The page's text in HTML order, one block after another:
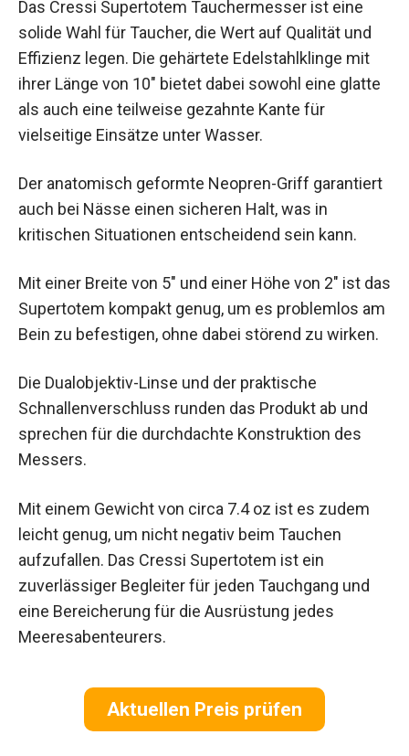
Das Cressi Supertotem Tauchermesser ist eine
solide Wahl für Taucher, die Wert auf Qualität und
Effizienz legen. Die gehärtete Edelstahlklinge mit
ihrer Länge von 10″ bietet dabei sowohl eine glatte
als auch eine teilweise gezahnte Kante für
vielseitige Einsätze unter Wasser.
Der anatomisch geformte Neopren-Griff garantiert
auch bei Nässe einen sicheren Halt, was in
kritischen Situationen entscheidend sein kann.
Mit einer Breite von 5″ und einer Höhe von 2″ ist das
Supertotem kompakt genug, um es problemlos am
Bein zu befestigen, ohne dabei störend zu wirken.
Die Dualobjektiv-Linse und der praktische
Schnallenverschluss runden das Produkt ab und
sprechen für die durchdachte Konstruktion des
Messers.
Mit einem Gewicht von circa 7.4 oz ist es zudem
leicht genug, um nicht negativ beim Tauchen
aufzufallen. Das Cressi Supertotem ist ein
zuverlässiger Begleiter für jeden Tauchgang und
eine Bereicherung für die Ausrüstung jedes
Meeresabenteurers.
Aktuellen Preis prüfen